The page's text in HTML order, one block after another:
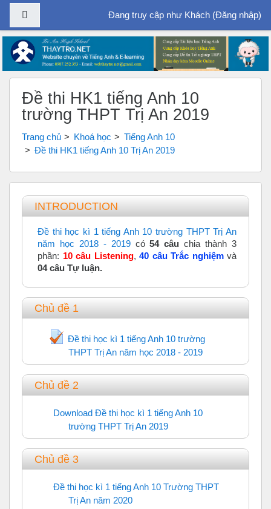
Chuyển tới nội dung chính
Bảng điều khiển cạnhĐang truy cập như Khách (Đăng nhập)
Đề thi HK1 tiếng Anh 10
trường THPT Trị An 2019
Trang chủ Khoá học
Tiếng Anh 10
Đề thi HK1 tiếng Anh 10 Trị An 2019
Tổng quan các chủ đề
INTRODUCTION
Đề thi học kì 1 tiếng Anh 10 trường THPT Trị An
năm học 2018 - 2019có54 câuchia thành 3
phần: 10 câu Listening, 40 câu Trắc nghiệmvà
04 câu Tự luận.
Chủ đề 1
Đề thi học kì 1 tiếng Anh 10 trường
THPT Trị An năm học 2018 - 2019Trắc nghiệm
Chủ đề 2
Download Đề thi học kì 1 tiếng Anh 10
trường THPT Trị An 2019
URL
Chủ đề 3
Đề thi học kì 1 tiếng Anh 10 Trường THPT
Trị An năm 2020
URL